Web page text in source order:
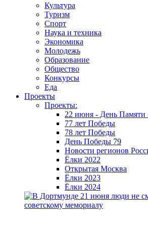
Культура
Туризм
Спорт
Наука и техника
Экономика
Молодежь
Образование
Общество
Конкурсы
Еда
Проекты
Проекты:
22 июня - День Памяти
77 лет Победы
78 лет Победы
День Победы 79
Новости регионов
Ёлки 2022
Открытая Москва
Ёлки 2023
Ёлки 2024